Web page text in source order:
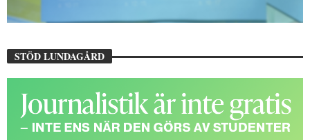
STÖD LUNDAGÅRD